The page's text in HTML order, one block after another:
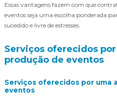
Essas vantagens fazem com que
eventos seja uma escolha ponderada
sucedido e livre de estresses.
Serviços oferecidos
produção de eventos
Serviços oferecidos por uma
eventos